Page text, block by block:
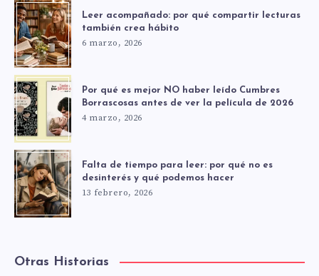
Leer acompañado: por qué compartir lecturas
también crea hábito
6 marzo, 2026
Por qué es mejor NO haber leído Cumbres
Borrascosas antes de ver la película de 2026
4 marzo, 2026
Falta de tiempo para leer: por qué no es
desinterés y qué podemos hacer
13 febrero, 2026
Otras Historias